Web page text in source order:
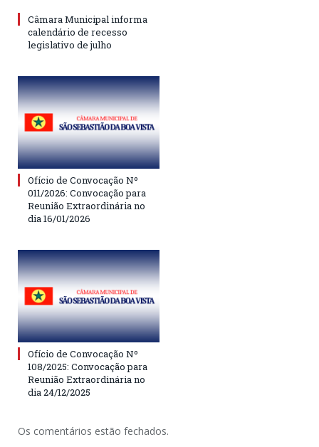
Câmara Municipal informa
calendário de recesso
legislativo de julho
Ofício de Convocação Nº
011/2026: Convocação para
Reunião Extraordinária no
dia 16/01/2026
Ofício de Convocação Nº
108/2025: Convocação para
Reunião Extraordinária no
dia 24/12/2025
Os comentários estão fechados.